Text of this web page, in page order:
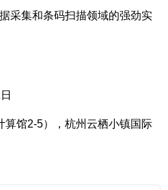
采集和条码扫描领域的强劲实
算馆2-5），杭州云栖小镇国际